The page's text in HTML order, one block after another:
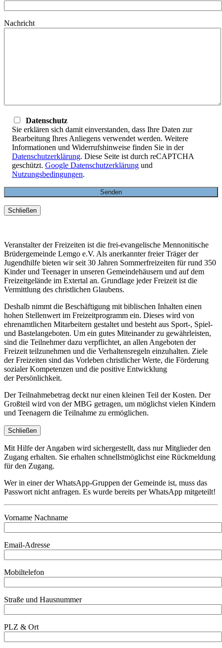
Nachricht
Datenschutz
Sie erklären sich damit einverstanden, dass Ihre Daten zur
Bearbeitung Ihres Anliegens verwendet werden. Weitere
Informationen und Widerrufshinweise finden Sie in der
Datenschutzerklärung. Diese Seite ist durch reCAPTCHA
geschützt. Google Datenschutzerklärung und
Nutzungsbedingungen.
Schließen
Veranstalter der Freizeiten ist die frei-evangelische Mennonitische
Brüdergemeinde Lemgo e.V. Als anerkannter freier Träger der
Jugendhilfe bieten wir seit 30 Jahren Sommerfreizeiten für rund 350
Kinder und Teenager in unseren Gemeindehäusern und auf dem
Freizeitgelände im Extertal an. Grundlage jeder Freizeit ist die
Vermittlung des christlichen Glaubens.
Deshalb nimmt die Beschäftigung mit biblischen Inhalten einen
hohen Stellenwert im Freizeitprogramm ein. Dieses wird von
ehrenamtlichen Mitarbeitern gestaltet und besteht aus Sport-, Spiel-
und Bastelangeboten. Um ein gutes Miteinander zu gewährleisten,
sind die Teilnehmer dazu verpflichtet, an allen Angeboten der
Freizeit teilzunehmen und die Verhaltensregeln einzuhalten. Ziele
der Freizeiten sind das Vorleben christlicher Werte, die Förderung
sozialer Kompetenzen und die positive Entwicklung
der Persönlichkeit.
Der Teilnahmebetrag deckt nur einen kleinen Teil der Kosten. Der
Großteil wird von der MBG getragen, um möglichst vielen Kindern
und Teenagern die Teilnahme zu ermöglichen.
Schließen
Mit Hilfe der Angaben wird sichergestellt, dass nur Mitglieder den
Zugang erhalten. Sie erhalten schnellstmöglichst eine Rückmeldung
für den Zugang.
Wer in einer der WhatsApp-Gruppen der Gemeinde ist, muss das
Passwort nicht anfragen. Es wurde bereits per WhatsApp mitgeteilt!
Vorname Nachname
Email-Adresse
Mobiltelefon
Straße und Hausnummer
PLZ & Ort